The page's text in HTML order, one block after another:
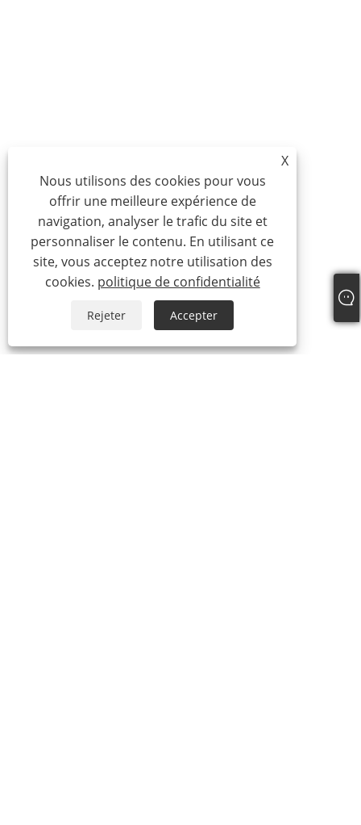
X
Nous utilisons des cookies pour vous
offrir une meilleure expérience de
navigation, analyser le trafic du site et
personnaliser le contenu. En utilisant ce
site, vous acceptez notre utilisation des
cookies. politique de confidentialité
Rejeter Accepter